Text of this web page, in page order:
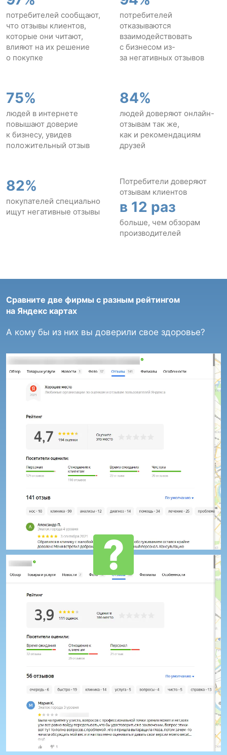
потребителей сообщают,
что отзывы клиентов,
которые они читают,
влияют на их решение
о покупке
75%
людей в интернете
повышают доверие
к бизнесу, увидев
положительный отзыв
82%
покупателей специально
ищут негативные отзывы
потребителей
отказываются
взаимодействовать
с бизнесом из-
за негативных отзывов
84%
людей доверяют онлайн-
отзывам так же,
как и рекомендациям
друзей
Потребители доверяют
отзывам клиентов
в 12 раз
больше, чем обзорам
производителей
Сравните две фирмы с разным рейтингом
на Яндекс картах
А кому бы из них вы доверили свое здоровье?